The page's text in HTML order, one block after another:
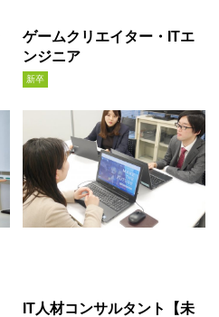
ゲームクリエイター・ITエ
ンジニア
新卒
IT人材コンサルタント【未